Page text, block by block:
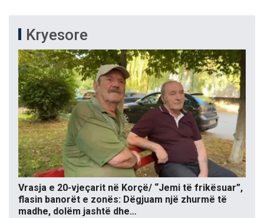
Kryesore
Vrasja e 20-vjeçarit në Korçë/ “Jemi të frikësuar”,
flasin banorët e zonës: Dëgjuam një zhurmë të
madhe, dolëm jashtë dhe…